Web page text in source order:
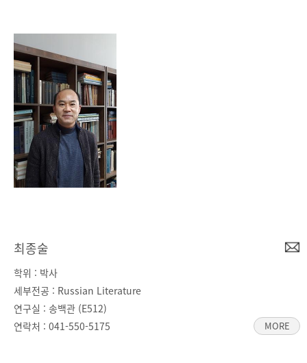
최종술
학위 : 박사
세부전공 : Russian Literature
연구실 : 송백관 (E512)
연락처 : 041-550-5175 MORE